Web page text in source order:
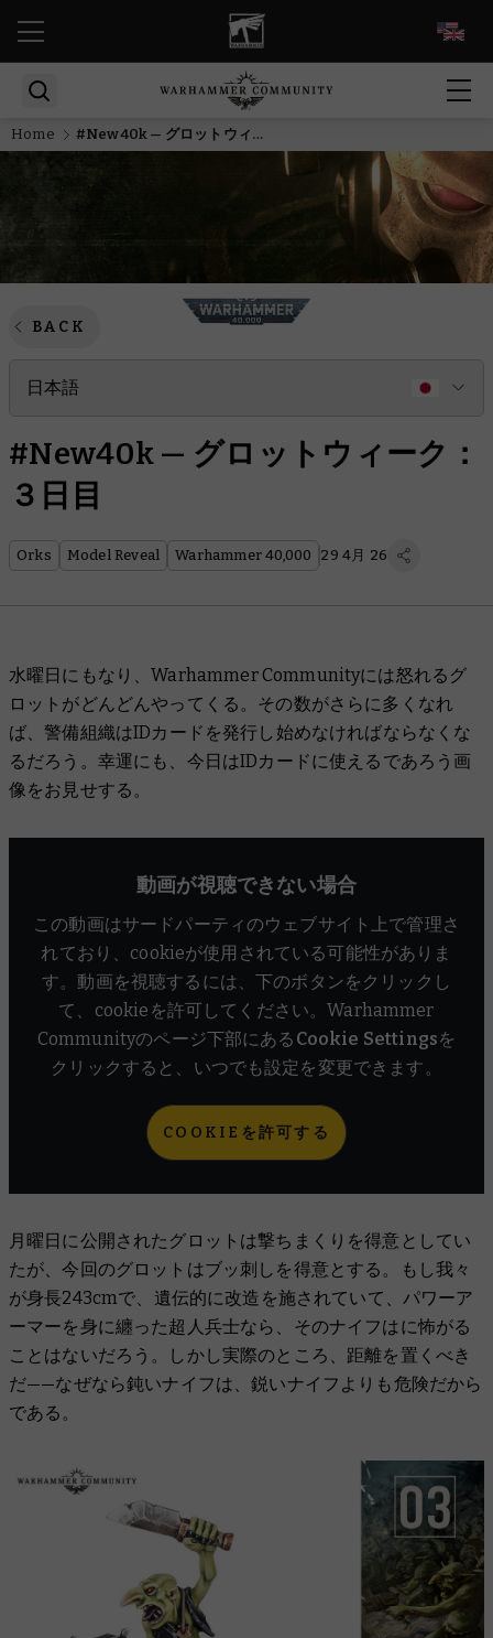
Home #New40k — グロットウィーク：３日目
BACK
日本語
#New40k — グロットウィーク：
３日目
Orks Model Reveal Warhammer 40,000 29 4月 26
水曜日にもなり、Warhammer Communityには怒れるグ
ロットがどんどんやってくる。その数がさらに多くなれ
ば、警備組織はIDカードを発行し始めなければならなくな
るだろう。幸運にも、今日はIDカードに使えるであろう画
像をお見せする。
動画が視聴できない場合
この動画はサードパーティのウェブサイト上で管理さ
れており、cookieが使用されている可能性がありま
す。動画を視聴するには、下のボタンをクリックし
て、cookieを許可してください。Warhammer
Communityのページ下部にある Cookie Settingsを
クリックすると、いつでも設定を変更できます。
COOKIEを許可する
月曜日に公開されたグロットは撃ちまくりを得意としてい
たが、今回のグロットはブッ刺しを得意とする。もし我々
が身長243cmで、遺伝的に改造を施されていて、パワーア
ーマーを身に纏った超人兵士なら、そのナイフはに怖がる
ことはないだろう。しかし実際のところ、距離を置くべき
だ——なぜなら鈍いナイフは、鋭いナイフよりも危険だから
である。